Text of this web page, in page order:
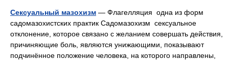
Сексуальный мазохизм — Флагелляция одна из форм
садомазохистских практик Садомазохизм сексуальное
отклонение, которое связано с желанием совершать действия,
причиняющие боль, являются унижающими, показывают
подчинённое положение человека, на которого направлены,